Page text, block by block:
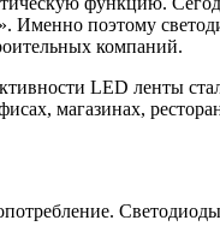
Именно поэтому
компаний.
LED ленты
магазинах,